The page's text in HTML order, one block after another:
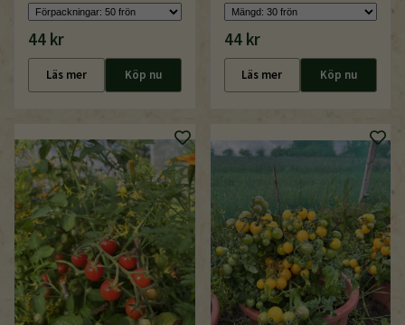
44 kr
Läs mer Köp nu
44 kr
Läs mer Köp nu